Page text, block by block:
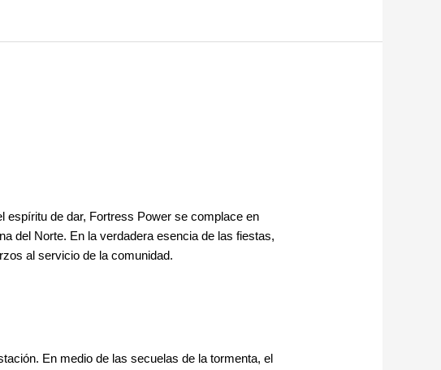
espíritu de dar, Fortress Power se complace en
del Norte. En la verdadera esencia de las fiestas,
al servicio de la comunidad.
En medio de las secuelas de la tormenta, el